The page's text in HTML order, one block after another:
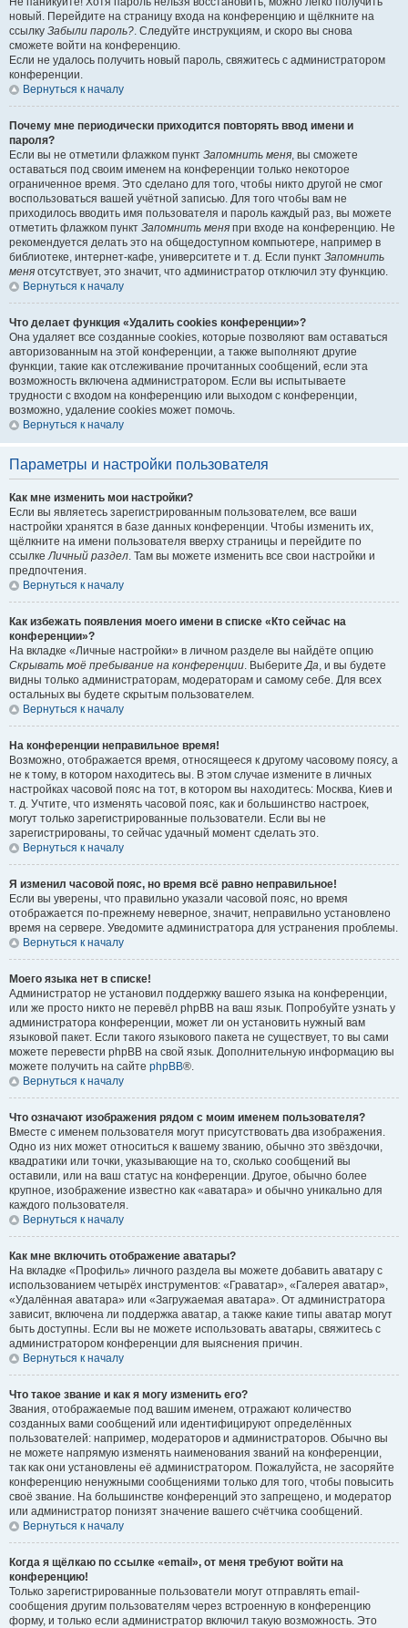
новый. Перейдите на страницу входа на конференцию и щёлкните на
ссылку Забыли пароль?. Следуйте инструкциям, и скоро вы снова
сможете войти на конференцию.
Если не удалось получить новый пароль, свяжитесь с администратором
конференции.
Вернуться к началу
Почему мне периодически приходится повторять ввод имени и
пароля?
Если вы не отметили флажком пункт Запомнить меня, вы сможете
оставаться под своим именем на конференции только некоторое
ограниченное время. Это сделано для того, чтобы никто другой не смог
воспользоваться вашей учётной записью. Для того чтобы вам не
приходилось вводить имя пользователя и пароль каждый раз, вы можете
отметить флажком пункт Запомнить меня при входе на конференцию. Не
рекомендуется делать это на общедоступном компьютере, например в
библиотеке, интернет-кафе, университете и т. д. Если пункт Запомнить
меня отсутствует, это значит, что администратор отключил эту функцию.
Вернуться к началу
Что делает функция «Удалить cookies конференции»?
Она удаляет все созданные cookies, которые позволяют вам оставаться
авторизованным на этой конференции, а также выполняют другие
функции, такие как отслеживание прочитанных сообщений, если эта
возможность включена администратором. Если вы испытываете
трудности с входом на конференцию или выходом с конференции,
возможно, удаление cookies может помочь.
Вернуться к началу
Параметры и настройки пользователя
Как мне изменить мои настройки?
Если вы являетесь зарегистрированным пользователем, все ваши
настройки хранятся в базе данных конференции. Чтобы изменить их,
щёлкните на имени пользователя вверху страницы и перейдите по
ссылкеЛичный раздел. Там вы можете изменить все свои настройки и
предпочтения.
Вернуться к началу
Как избежать появления моего имени в списке «Кто сейчас на
конференции»?
На вкладке «Личные настройки» в личном разделе вы найдёте опцию
Скрывать моё пребывание на конференции. ВыберитеДа, и вы будете
видны только администраторам, модераторам и самому себе. Для всех
остальных вы будете скрытым пользователем.
Вернуться к началу
На конференции неправильное время!
Возможно, отображается время, относящееся к другому часовому поясу, а
не к тому, в котором находитесь вы. В этом случае измените в личных
настройках часовой пояс на тот, в котором вы находитесь: Москва, Киев и
т. д. Учтите, что изменять часовой пояс, как и большинство настроек,
могут только зарегистрированные пользователи. Если вы не
зарегистрированы, то сейчас удачный момент сделать это.
Вернуться к началу
Я изменил часовой пояс, но время всё равно неправильное!
Если вы уверены, что правильно указали часовой пояс, но время
отображается по-прежнему неверное, значит, неправильно установлено
время на сервере. Уведомите администратора для устранения проблемы.
Вернуться к началу
Моего языка нет в списке!
Администратор не установил поддержку вашего языка на конференции,
или же просто никто не перевёл phpBB на ваш язык. Попробуйте узнать у
администратора конференции, может ли он установить нужный вам
языковой пакет. Если такого языкового пакета не существует, то вы сами
можете перевести phpBB на свой язык. Дополнительную информацию вы
можете получить на сайте phpBB®.
Вернуться к началу
Что означают изображения рядом с моим именем пользователя?
Вместе с именем пользователя могут присутствовать два изображения.
Одно из них может относиться к вашему званию, обычно это звёздочки,
квадратики или точки, указывающие на то, сколько сообщений вы
оставили, или на ваш статус на конференции. Другое, обычно более
крупное, изображение известно как «аватара» и обычно уникально для
каждого пользователя.
Вернуться к началу
Как мне включить отображение аватары?
На вкладке «Профиль» личного раздела вы можете добавить аватару с
использованием четырёх инструментов: «Граватар», «Галерея аватар»,
«Удалённая аватара» или «Загружаемая аватара». От администратора
зависит, включена ли поддержка аватар, а также какие типы аватар могут
быть доступны. Если вы не можете использовать аватары, свяжитесь с
администратором конференции для выяснения причин.
Вернуться к началу
Что такое звание и как я могу изменить его?
Звания, отображаемые под вашим именем, отражают количество
созданных вами сообщений или идентифицируют определённых
пользователей: например, модераторов и администраторов. Обычно вы
не можете напрямую изменять наименования званий на конференции,
так как они установлены её администратором. Пожалуйста, не засоряйте
конференцию ненужными сообщениями только для того, чтобы повысить
своё звание. На большинстве конференций это запрещено, и модератор
или администратор понизят значение вашего счётчика сообщений.
Вернуться к началу
Когда я щёлкаю по ссылке «email», от меня требуют войти на
конференцию!
Только зарегистрированные пользователи могут отправлять email-
сообщения другим пользователям через встроенную в конференцию
форму, и только если администратор включил такую возможность. Это